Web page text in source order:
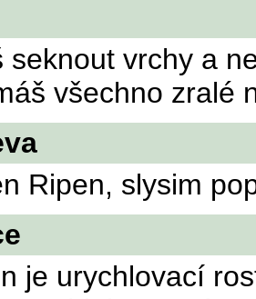
seknout vrchy a
všechno zralé
Ripen, slysim
je urychlovací